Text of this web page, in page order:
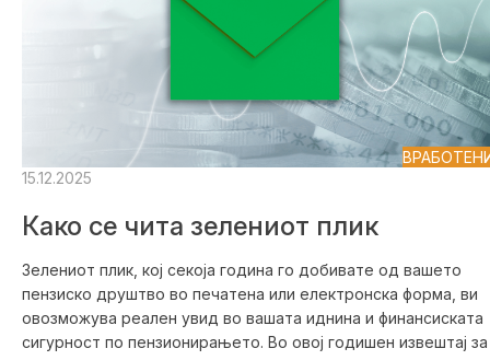
15.12.2025
Како се чита зелениот плик
Зелениот плик, кој секоја година го добивате од вашето
пензиско друштво во печатена или електронска форма, ви
овозможува реален увид во вашата иднина и финансиската
сигурност по пензионирањето. Во овој годишен извештај за